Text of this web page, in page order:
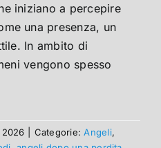
iniziano a percepire
una presenza, un
In ambito di
vengono spesso
2026 Categorie:Angeli,